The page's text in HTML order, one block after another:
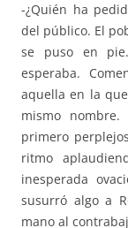
-¿Quién ha
del público. El
se puso en
esperaba.
aquella en la
mismo
primero
ritmo
inesperada
susurró algo a
mano al